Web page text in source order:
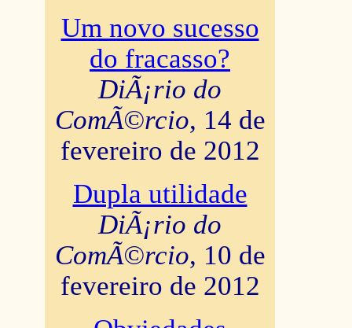
Um novo sucesso
do fracasso?
DiÃ¡rio do
ComÃ©rcio, 14 de
fevereiro de 2012
Dupla utilidade
DiÃ¡rio do
ComÃ©rcio, 10 de
fevereiro de 2012